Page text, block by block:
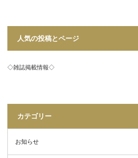
人気の投稿とページ
◇雑誌掲載情報◇
カテゴリー
お知らせ